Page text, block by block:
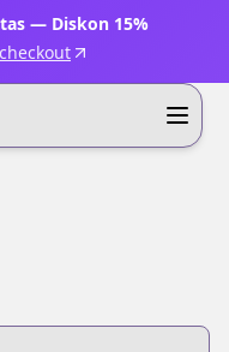
— Diskon 15%